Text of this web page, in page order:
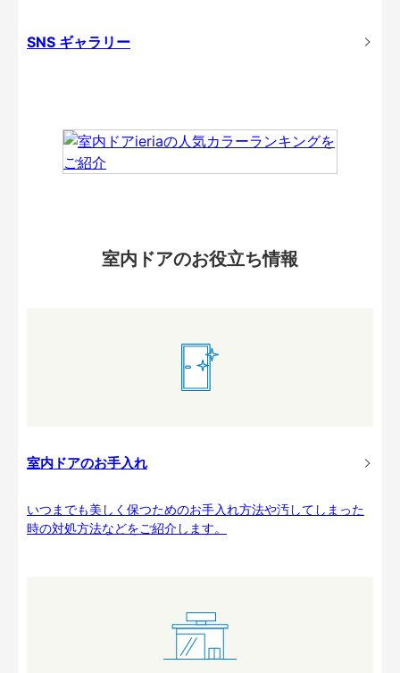
SNS ギャラリー
室内ドアのお役立ち情報
室内ドアのお手入れ
いつまでも美しく保つためのお手入れ方法や汚してしまった
時の対処方法などをご紹介します。